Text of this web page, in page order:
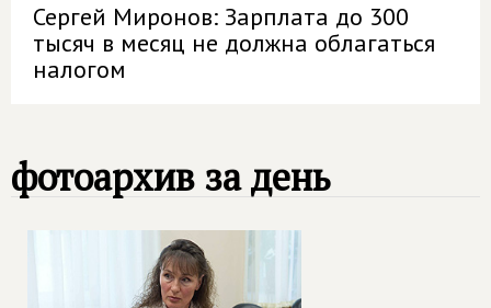
Сергей Миронов: Зарплата до 300
тысяч в месяц не должна облагаться
налогом
фотоархив за день